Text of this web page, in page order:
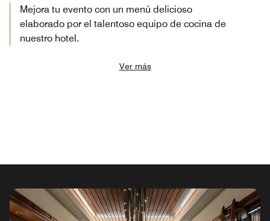
Mejora tu evento con un menú delicioso
elaborado por el talentoso equipo de cocina de
nuestro hotel.
Ver más